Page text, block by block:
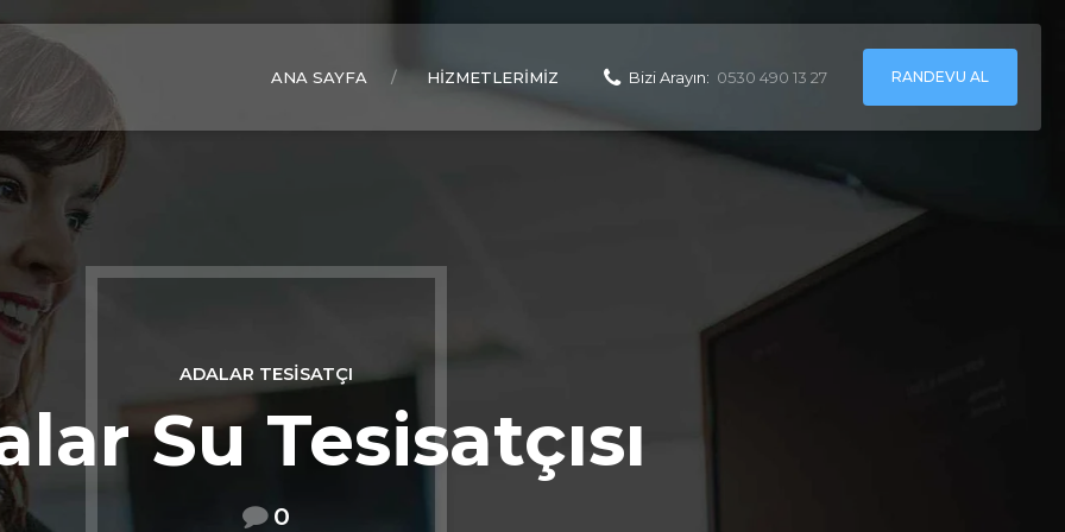
Bizi Arayın: 0530 490 13 27 RANDEVU AL
ANA SAYFA HIZMETLERIMIZ
ADALAR TESISATÇI
Su Tesisatçısı
0